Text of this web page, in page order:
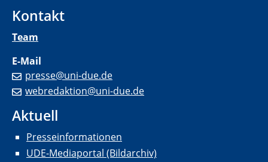
Kontakt
Team
E-Mail
presse@uni-due.de
webredaktion@uni-due.de
Aktuell
Presseinformationen
UDE-Mediaportal (Bildarchiv)